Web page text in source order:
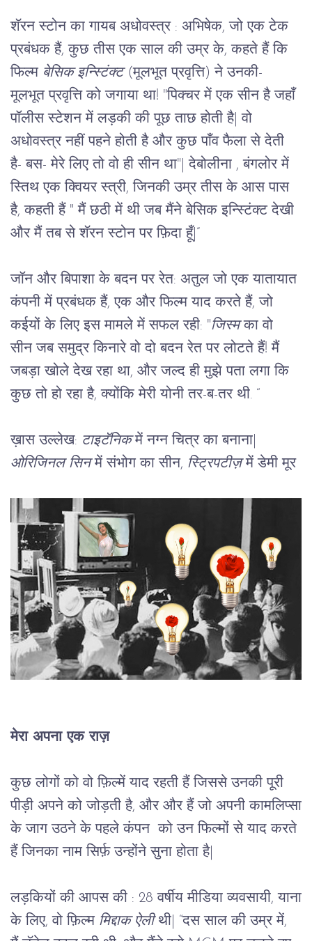
शॅरन स्टोन का गायब अधोवस्त्र : अभिषेक, जो एक टेक
प्रबंधक हैं, कुछ तीस एक साल की उम्र के, कहते हैं कि
फिल्म बेसिक इन्स्टिंक्ट (मूलभूत प्रवृत्ति) ने उनकी-
मूलभूत प्रवृत्ति को जगाया था! "पिक्चर में एक सीन है जहाँ
पॉलीस स्टेशन में लड़की की पूछ ताछ होती है| वो
अधोवस्त्र नहीं पहने होती है और कुछ पाँव फैला से देती
है- बस- मेरे लिए तो वो ही सीन था" देबोलीना , बंगलोर में
स्तिथ एक क्वियर स्त्री, जिनकी उम्र तीस के आस पास
है, कहती हैं " मैं छठी में थी जब मैंने बेसिक इन्स्टिंक्ट देखी
और मैं तब से शॅरन स्टोन पर फ़िदा हूँ|”
जॉन और बिपाशा के बदन पर रेत: अतुल जो एक यातायात
कंपनी में प्रबंधक हैं, एक और फिल्म याद करते हैं, जो
कईयों के लिए इस मामले में सफल रही: "जिस्म का वो
सीन जब समुद्र किनारे वो दो बदन रेत पर लोटते हैं! मैं
जबड़ा खोले देख रहा था, और जल्द ही मुझे पता लगा कि
कुछ तो हो रहा है, क्योंकि मेरी योनी तर-ब-तर थी. “
ख़ास उल्लेख: टाइटॅनिक में नग्न चित्र का बनाना
ओरिजिनल सिन में संभोग का सीन, स्ट्रिपटीज़ में डेमी मूर
मेरा अपना एक राज़
कुछ लोगों को वो फ़िल्में याद रहती हैं जिससे उनकी पूरी
पीड़ी अपने को जोड़ती है, और और हैं जो अपनी कामलिप्सा
के जाग उठने के पहले कंपन को उन फिल्मों से याद करते
हैं जिनका नाम सिर्फ़ उन्होंने सुना होता है|
लड़कियों की आपस की : 28 वर्षीय मीडिया व्यवसायी, याना
के लिए, वो फ़िल्म मिद्दाक ऐलीथी| “दस साल की उम्र में,